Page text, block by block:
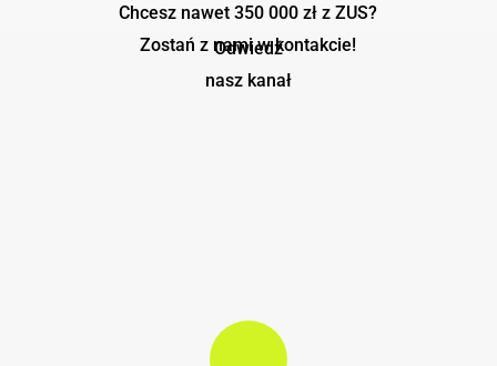
Chcesz nawet 350 000 zł z ZUS?
Zostań z nami w kontakcie!
Odwiedź
nasz kanał
Play Video